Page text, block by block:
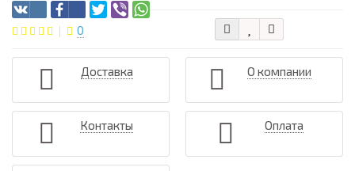
0
Доставка О компании
Контакты Оплата